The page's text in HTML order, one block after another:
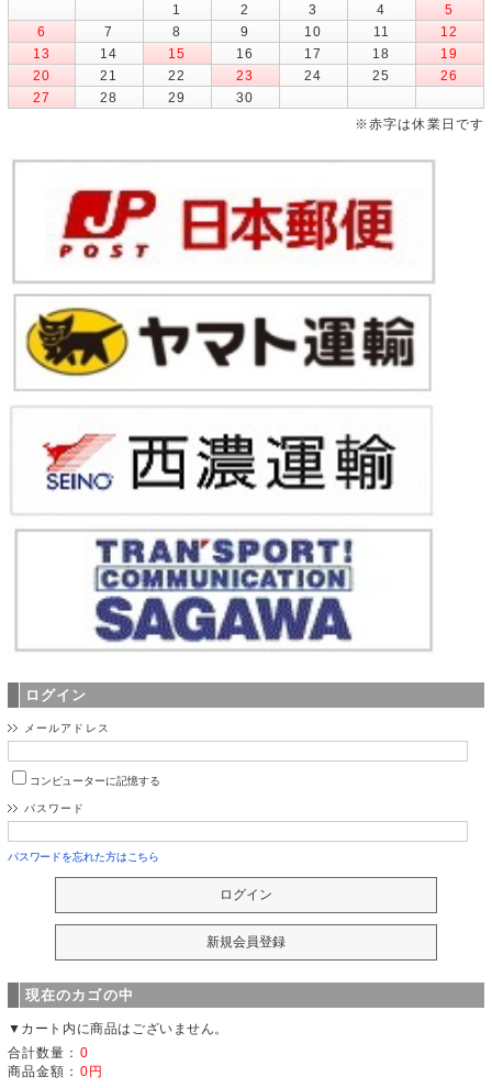
1
2 3 4
5
6
7 8 9 10 11
12
13
14 15 16 17 18
19
20
21 22 23 24 25
26
27
28 29
30
※赤字は休業日です
ログイン
メールアドレス
コンピューターに記憶する
パスワード
パスワードを忘れた方はこちら
現在のカゴの中
▼カート内に商品はございません。
合計数量： 0
商品金額： 0円